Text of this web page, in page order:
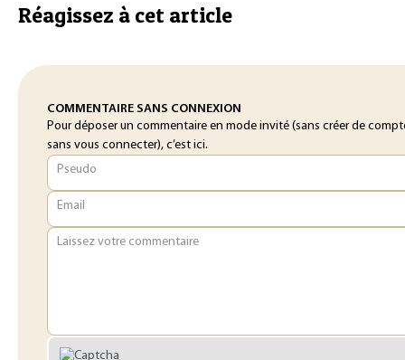
Réagissez à cet article
COMMENTAIRE SANS CONNEXION
Pour déposer un commentaire en mode invité (sans créer de
sans vous connecter), c’est ici.
Pseudo
Email
Laissez votre commentaire